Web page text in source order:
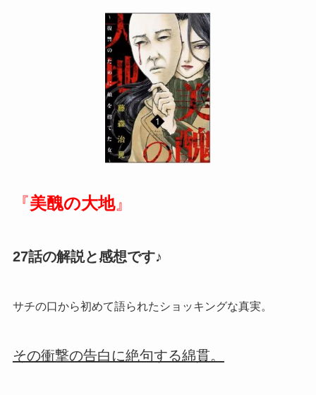
『美醜の大地』
27話の解説と感想です♪
サチの口から初めて語られたショッキングな真実。
その衝撃の告白に絶句する綿貫。